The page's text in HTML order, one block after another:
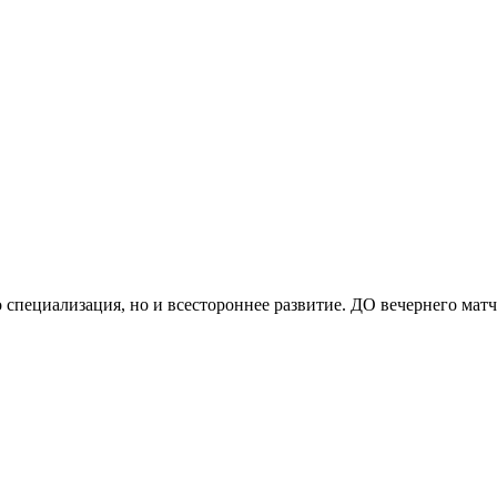
но и всестороннее развитие. ДО вечернего